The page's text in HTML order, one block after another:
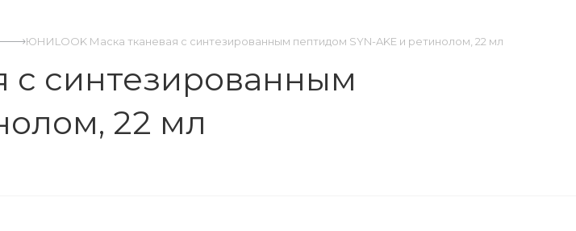
ЮНИLOOK Маска тканевая с синтезированным пептидом SYN-AKE и ретинолом, 22 мл
синтезированным
22 мл